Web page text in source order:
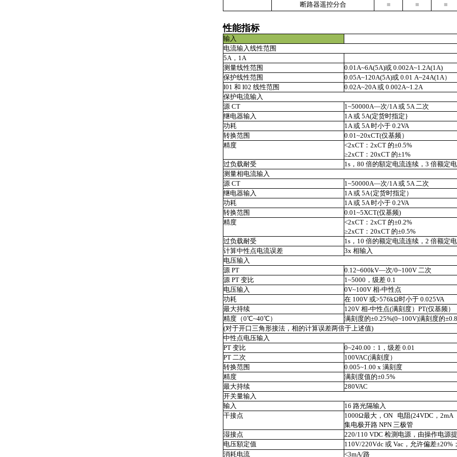
断路器遥控分合
■ ■ ■
性能指标
输入
电流输入线性范围
5A，1A
测量线性范围
0.01A~6A(5A)或 0.002A~1.2A(1A)
保护线性范围
0.05A~120A(5A)或 0.01 A~24A(1A）
I01 和 I02 线性范围
0.02A~20A 或 0.002A~1.2A
保护电流输入
源 CT
1~50000A—次/1A 或 5A 二次
继电器输入
1A 或 5A(定货时指定}
功耗
1A 或 5A 时小于 0.2VA
转换范围
0.01~20xCT(仅基频）
精度
<2xCT：2xCT 的±0.5%
≥2xCT：20xCT 的±1%
过负载耐受
1s，80 倍的額定电流连续，3 倍额定
测量相电流输入
源 CT
1~50000A—次/1A 或 5A 二次
继电器输入
1A 或 5A{定货时指定）
功耗
1A 或 5A 时小于 0.2VA
转换范围
0.01~5XCT(仅基频)
精度
<2xCT：2xCT 的±0.2%
≥2xCT：20xCT 的±0.5%
过负载耐受
1s，10 倍的额定电流连续，2 倍额定
计算中性点电流误差
3x 相输入
电压输入
源 PT
0.12~600kV—次/0~100V 二次
源 PT 变比
1~5000，级差 0.1
电压输入
0V~100V 相-中性点
功耗
在 100V 或>576kΩ时小于 0.025VA
最大持续
120V 相-中性点(满刻度）PT(仅基频）
精度（0℃~40℃）
满刻度的±0.25%(0~100V)满刻度的
(对于开口三角形接法，相的计算误差两倍于上述值)
中性点电压输入
PT 变比
0~240.00：1，级差 0.01
PT 二次
100VAC(满刻度）
转换范围
0.005~1.00 x 满刻度
精度
满刻度值的±0.5%
最大持续
280VAC
开关量输入
输入
16 路光隔输入
干接点
1000Ω最大，ON 电阻(24VDC，2mA
集电极开路 NPN 三极管
湿接点
220/110 VDC 检測电源，由操作电源
电压額定值
110V/220Vdc 或 Vac，允许偏差±20%
消耗电流
<3mA/路